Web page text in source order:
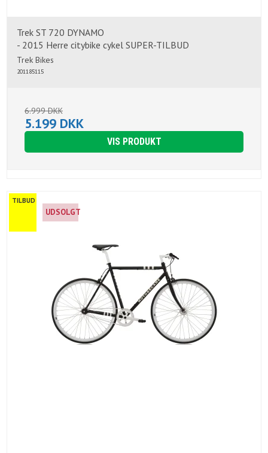
Trek ST 720 DYNAMO
- 2015 Herre citybike cykel SUPER-TILBUD
Trek Bikes
201185115
6.999 DKK
5.199 DKK
VIS PRODUKT
TILBUD
UDSOLGT